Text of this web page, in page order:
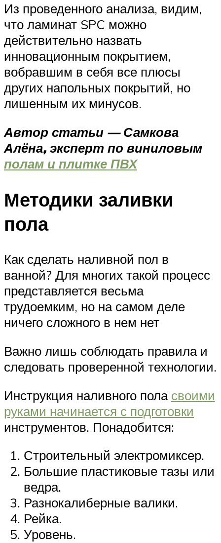
Из проведенного анализа, видим,
что ламинат SPC можно
действительно назвать
инновационным покрытием,
вобравшим в себя все плюсы
других напольных покрытий, но
лишенным их минусов.
Автор статьи — Самкова
Алёна, эксперт по виниловым
полам и плитке ПВХ
Методики заливки
пола
Как сделать наливной пол в
ванной? Для многих такой процесс
представляется весьма
трудоемким, но на самом деле
ничего сложного в нем нет
Важно лишь соблюдать правила и
следовать проверенной технологии.
Инструкция наливного пола своими
руками начинается с подготовки
инструментов. Понадобится:
Строительный электромиксер.
Большие пластиковые тазы или
ведра.
Разнокалиберные валики.
Рейка.
Уровень.